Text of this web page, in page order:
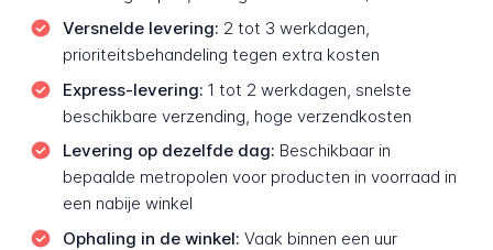
Versnelde levering: 2 tot 3 werkdagen,
prioriteitsbehandeling tegen extra kosten
Express-levering: 1 tot 2 werkdagen, snelste
beschikbare verzending, hoge verzendkosten
Levering op dezelfde dag: Beschikbaar in
bepaalde metropolen voor producten in voorraad in
een nabije winkel
Ophaling in de winkel: Vaak binnen een uur